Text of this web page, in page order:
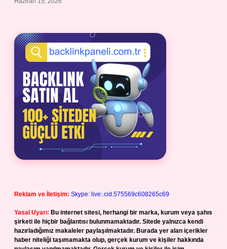
Reklam ve İletişim: Skype: live:.cid.575569c608265c69
Yasal Uyarı: Bu internet sitesi, herhangi bir marka, kurum veya şahıs
şirketi ile hiçbir bağlantısı bulunmamaktadır. Sitede yalnızca kendi
hazırladığımız makaleler paylaşılmaktadır. Burada yer alan içerikler
haber niteliği taşımamakta olup, gerçek kurum ve kişiler hakkında